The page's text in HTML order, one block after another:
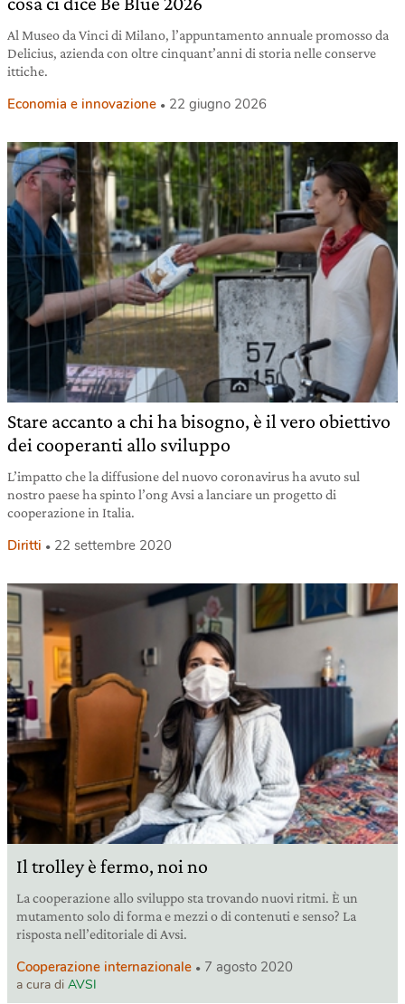
Al Museo da Vinci di Milano, l’appuntamento annuale promosso da
Delicius, azienda con oltre cinquant’anni di storia nelle conserve
ittiche.
Economia e innovazione 22 giugno 2026
Stare accanto a chi ha bisogno, è il vero obiettivo
dei cooperanti allo sviluppo
L’impatto che la diffusione del nuovo coronavirus ha avuto sul
nostro paese ha spinto l’ong Avsi a lanciare un progetto di
cooperazione in Italia.
Diritti 22 settembre 2020
Il trolley è fermo, noi no
La cooperazione allo sviluppo sta trovando nuovi ritmi. È un
mutamento solo di forma e mezzi o di contenuti e senso? La
risposta nell’editoriale di Avsi.
Cooperazione internazionale 7 agosto 2020
a cura di AVSI